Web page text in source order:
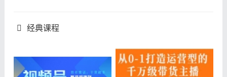
经典课程